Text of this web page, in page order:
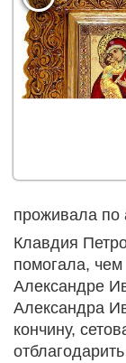
проживала по
Клавдия
помогала,
Александре
Александра
кончину,